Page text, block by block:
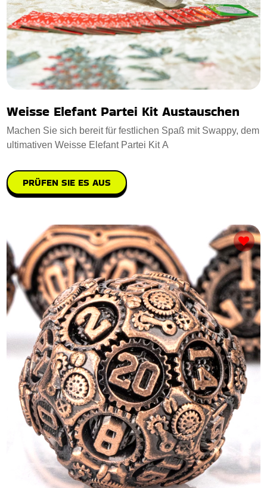
Weisse Elefant Partei Kit Austauschen
Machen Sie sich bereit für festlichen Spaß mit Swappy, dem
ultimativen Weisse Elefant Partei Kit A
PRÜFEN SIE ES AUS